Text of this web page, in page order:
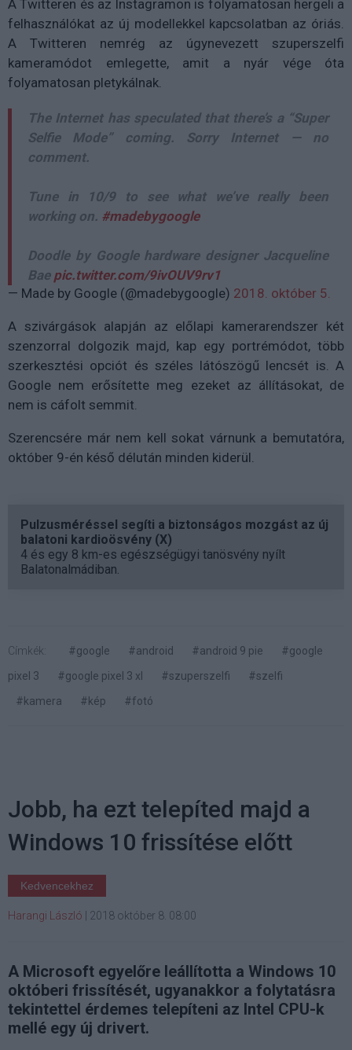
A Twitteren és az Instagramon is folyamatosan hergeli a
felhasználókat az új modellekkel kapcsolatban az óriás.
A Twitteren nemrég az úgynevezett szuperszelfi
kameramódot emlegette, amit a nyár vége óta
folyamatosan pletykálnak.
The Internet has speculated that there’s a “Super
Selfie Mode” coming. Sorry Internet — no
comment.
Tune in 10/9 to see what we’ve really been
working on. #madebygoogle
Doodle by Google hardware designer Jacqueline
Bae pic.twitter.com/9ivOUV9rv1
— Made by Google (@madebygoogle) 2018. október 5.
A szivárgások alapján az előlapi kamerarendszer két
szenzorral dolgozik majd, kap egy portrémódot, több
szerkesztési opciót és széles látószögű lencsét is. A
Google nem erősítette meg ezeket az állításokat, de
nem is cáfolt semmit.
Szerencsére már nem kell sokat várnunk a bemutatóra,
október 9-én késő délután minden kiderül.
Pulzusméréssel segíti a biztonságos mozgást az új
balatoni kardioösvény (X)
4 és egy 8 km-es egészségügyi tanösvény nyílt
Balatonalmádiban.
Címkék: #google #android #android 9 pie
#google
pixel 3
#google pixel 3 xl #szuperszelfi
#szelfi
#kamera
#kép #fotó
Jobb, ha ezt telepíted majd a
Windows 10 frissítése előtt
Kedvencekhez
Harangi László 2018 október 8. 08:00
A Microsoft egyelőre leállította a Windows 10
októberi frissítését, ugyanakkor a folytatásra
tekintettel érdemes telepíteni az Intel CPU-k
mellé egy új drivert.